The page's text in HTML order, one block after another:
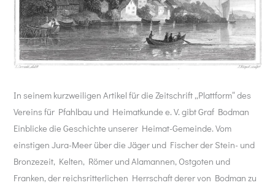
In seinem kurzweiligen Artikel für die Zeitschrift „Plattform“ des
Vereins für Pfahlbau und Heimatkunde e. V. gibt Graf Bodman
Einblicke die Geschichte unserer Heimat-Gemeinde. Vom
einstigen Jura-Meer über die Jäger und Fischer der Stein- und
Bronzezeit, Kelten, Römer und Alamannen, Ostgoten und
Franken, der reichsritterlichen Herrschaft derer von Bodman zu